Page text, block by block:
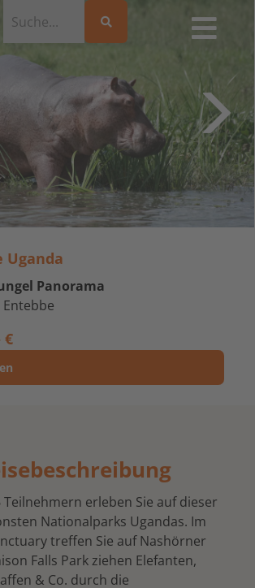
Uganda
Panorama
Entebbe
€
erleben Sie auf dieser
Nationalparks Ugandas. Im
treffen Sie auf Nashörner
Falls Park ziehen Elefanten,
& Co. durch die